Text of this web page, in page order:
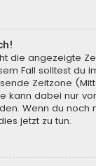
die angezeigte
Fall solltest du
Zeitzone
kann dabei nur
Wenn du noch
jetzt zu tun.